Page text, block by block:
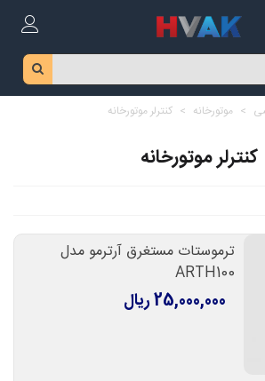
> موتورخانه > کنترلر موتورخانه
کنترلر موتورخانه
ترموستات مستغرق آرترمو مدل
ARTH100
25,000,000 ریال